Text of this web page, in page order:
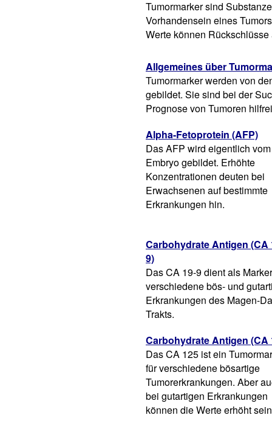
Tumormarker sind
Vorhandensein eines
Werte können
Allgemeines über
Tumormarker werden von
gebildet. Sie sind bei der
Prognose von Tumoren
Alpha-Fetoprotein (AFP)
Das AFP wird eigentlich vom
Embryo gebildet. Erhöhte
Konzentrationen deuten bei
Erwachsenen auf bestimmte
Erkrankungen hin.
Carbohydrate Antigen (CA
9)
Das CA 19-9 dient als
verschiedene bös- und
Erkrankungen des Magen-
Trakts.
Carbohydrate Antigen (CA
Das CA 125 ist ein
für verschiedene bösartige
Tumorerkrankungen. Aber
bei gutartigen Erkrankungen
können die Werte erhöht